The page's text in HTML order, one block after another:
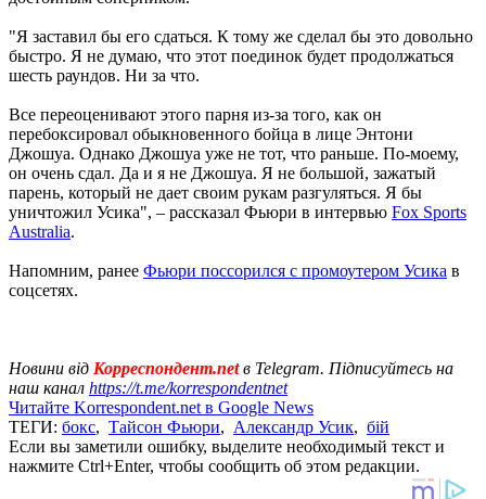
"Я заставил бы его сдаться. К тому же сделал бы это довольно
быстро. Я не думаю, что этот поединок будет продолжаться
шесть раундов. Ни за что.
Все переоценивают этого парня из-за того, как он
перебоксировал обыкновенного бойца в лице Энтони
Джошуа. Однако Джошуа уже не тот, что раньше. По-моему,
он очень сдал. Да и я не Джошуа. Я не большой, зажатый
парень, который не дает своим рукам разгуляться. Я бы
уничтожил Усика", – рассказал Фьюри в интервью Fox Sports
Australia.
Напомним, ранее Фьюри поссорился с промоутером Усика в
соцсетях.
Новини від Корреспондент.netв Telegram. Підписуйтесь на
наш канал https://t.me/korrespondentnet
Читайте Korrespondent.net в Google News
ТЕГИ: бокс, Тайсон Фьюри, Александр Усик, бій
Если вы заметили ошибку, выделите необходимый текст и
нажмите Ctrl+Enter, чтобы сообщить об этом редакции.